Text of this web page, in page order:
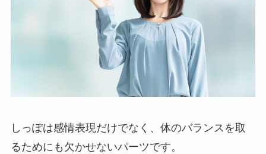
しっぽは感情表現だけでなく、体のバランスを取
るためにも欠かせないパーツです。